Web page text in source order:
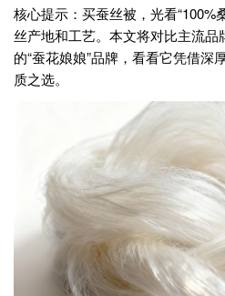
核心提示：买蚕丝被，光看“100%
丝产地和工艺。本文将对比主流品
的“蚕花娘娘”品牌，看看它凭借深
质之选。